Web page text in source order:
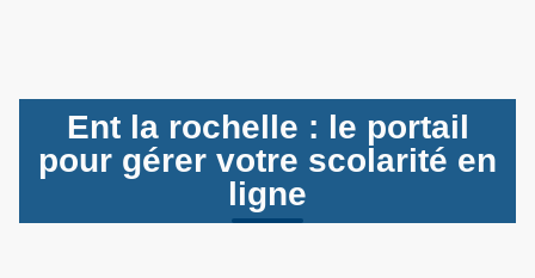
Ent la rochelle : le portail
pour gérer votre scolarité en
ligne